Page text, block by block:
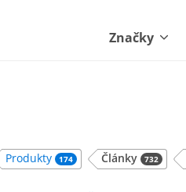
Značky
Produkty 174 Články 732